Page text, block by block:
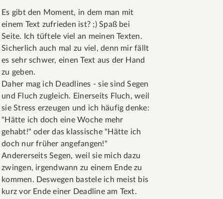
Es gibt den Moment, in dem man mit
einem Text zufrieden ist? ;) Spaß bei
Seite. Ich tüftele viel an meinen Texten.
Sicherlich auch mal zu viel, denn mir fällt
es sehr schwer, einen Text aus der Hand
zu geben.
Daher mag ich Deadlines - sie sind Segen
und Fluch zugleich. Einerseits Fluch, weil
sie Stress erzeugen und ich häufig denke:
"Hätte ich doch eine Woche mehr
gehabt!" oder das klassische "Hätte ich
doch nur früher angefangen!"
Andererseits Segen, weil sie mich dazu
zwingen, irgendwann zu einem Ende zu
kommen. Deswegen bastele ich meist bis
kurz vor Ende einer Deadline am Text.